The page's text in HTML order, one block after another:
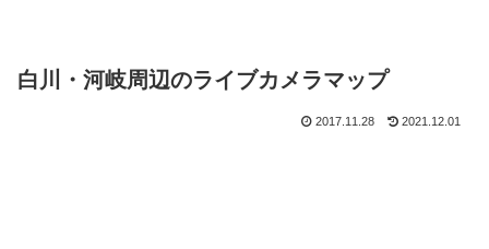
白川・河岐周辺のライブカメラマップ
2017.11.28 2021.12.01